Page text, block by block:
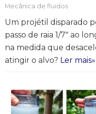
Mecânica de fluidos
Um projétil disparado
passo de raia 1/7" ao
na medida que
atingir o alvo? Ler mais»